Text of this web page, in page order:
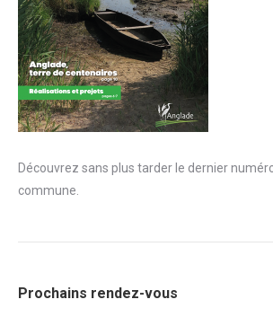
Découvrez sans plus tarder le dernier
commune.
Prochains rendez-vous